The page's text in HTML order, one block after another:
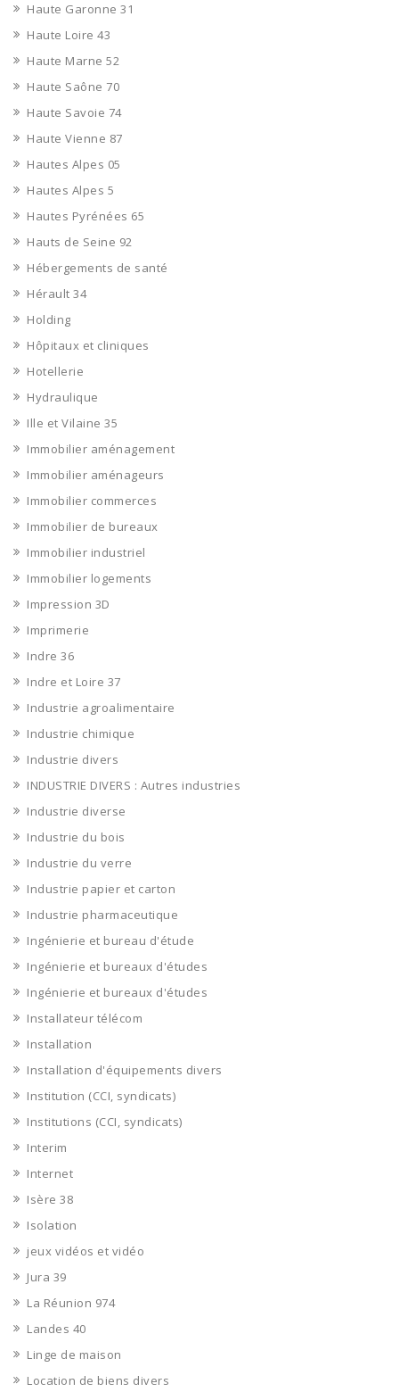
Haute Garonne 31
Haute Loire 43
Haute Marne 52
Haute Saône 70
Haute Savoie 74
Haute Vienne 87
Hautes Alpes 05
Hautes Alpes 5
Hautes Pyrénées 65
Hauts de Seine 92
Hébergements de santé
Hérault 34
Holding
Hôpitaux et cliniques
Hotellerie
Hydraulique
Ille et Vilaine 35
Immobilier aménagement
Immobilier aménageurs
Immobilier commerces
Immobilier de bureaux
Immobilier industriel
Immobilier logements
Impression 3D
Imprimerie
Indre 36
Indre et Loire 37
Industrie agroalimentaire
Industrie chimique
Industrie divers
INDUSTRIE DIVERS : Autres industries
Industrie diverse
Industrie du bois
Industrie du verre
Industrie papier et carton
Industrie pharmaceutique
Ingénierie et bureau d'étude
Ingénierie et bureaux d'études
Ingénierie et bureaux d'études
Installateur télécom
Installation
Installation d'équipements divers
Institution (CCI, syndicats)
Institutions (CCI, syndicats)
Interim
Internet
Isère 38
Isolation
jeux vidéos et vidéo
Jura 39
La Réunion 974
Landes 40
Linge de maison
Location de biens divers